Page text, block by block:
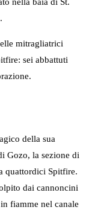
mitragliatrici
sei abbattuti
della sua
Gozo, la sezione di
quattordici Spitfire.
dai cannoncini
fiamme nel canale